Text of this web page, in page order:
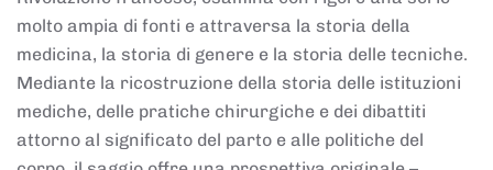
molto ampia di fonti e attraversa la storia della
medicina, la storia di genere e la storia delle tecniche.
Mediante la ricostruzione della storia delle istituzioni
mediche, delle pratiche chirurgiche e dei dibattiti
attorno al significato del parto e alle politiche del